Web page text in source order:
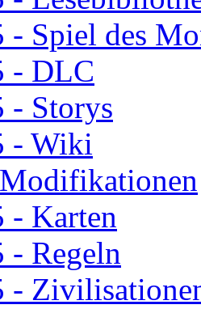
- Spiel des
- DLC
- Storys
- Wiki
- Karten
- Regeln
-